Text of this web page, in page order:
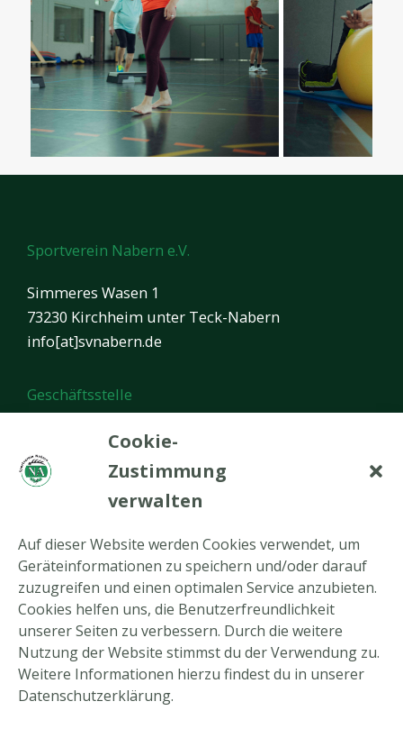
Cookie-
Zustimmung
verwalten
Auf dieser Website werden Cookies verwendet, um
Geräteinformationen zu speichern und/oder darauf
zuzugreifen und einen optimalen Service anzubieten.
Cookies helfen uns, die Benutzerfreundlichkeit
unserer Seiten zu verbessern. Durch die weitere
Nutzung der Website stimmst du der Verwendung zu.
Weitere Informationen hierzu findest du in unserer
Datenschutzerklärung.
Sportverein Nabern e.V.
Simmeres Wasen 1
73230 Kirchheim unter Teck-Nabern
info[at]svnabern.de
Geschäftsstelle
Öffnungszeiten:
Montag von 17.00 bis 20.00 Uhr
In den Ferien ist die Geschäftsstelle geschlossen.
Neueste Beiträge
Tennis-Newsletter August 2026
Tennis-Arbeitseinsatz am 22.08.2026
Rückblick Tennis-Hobbyturnier
Ein gelungener Abend auf der Limburg